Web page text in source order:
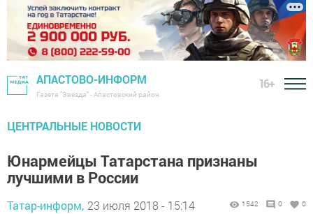
АПАСТОВО-ИНФОРМ
Газета "Звезда" - Апастовский район
16+
ЦЕНТРАЛЬНЫЕ НОВОСТИ
Юнармейцы Татарстана признаны
лучшими в России
Татар-информ, 23 июля 2018 - 15:14 1542 0 0